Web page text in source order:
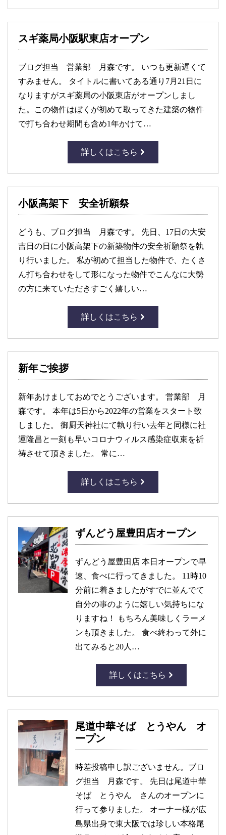
スギ薬局小阪駅東店オープン
ブログ担当 営業部 月森です。 いつも更新遅くて
すみません。 タイトルに書いてある通り7月21日に
なりますがスギ薬局の小阪東店がオープンしまし
た。この物件はぼくが初めて取ってきた建築の物件
で打ち合わせ期間も含め1年かけて…
詳しくはこちら
小阪高架下 安全祈願祭
どうも、ブログ担当 月森です。 先日、17日の大安
吉日の日に小阪高架下の新築物件の安全祈願祭を執
り行いました。 私が初めて担当した物件で、たくさ
ん打ち合わせをして形になった物件でこんなに大勢
の方に来ていただきすごく嬉しい…
詳しくはこちら
新年ご挨拶
新年あけましておめでとうございます。 営業部 月
森です。 本年は5日から2022年の営業をスタート致
しました。 御厨天神社にて執り行い去年と同様に社
運隆昌と一刻も早いコロナウィルス感染症収束を祈
祷させて頂きました。 常に…
詳しくはこちら
ずんどう屋豊田店オープン
ずんどう屋豊田店 本日オープンで早
速、食べに行ってきました。 11時10
分前に着きましたがすでに並んでて
自分の事のように嬉しい気持ちにな
りますね！ もちろん美味しくラーメ
ンも頂きました。 食べ終わって外に
出てみると20人…
詳しくはこちら
尾道中華そば とうやん オ
ープン
時差投稿申し訳ございません。ブロ
グ担当 月森です。 先日は尾道中華
そば とうやん さんのオープンに
行って参りました。 オーナー様が広
島県出身で東大阪では珍しい本格尾